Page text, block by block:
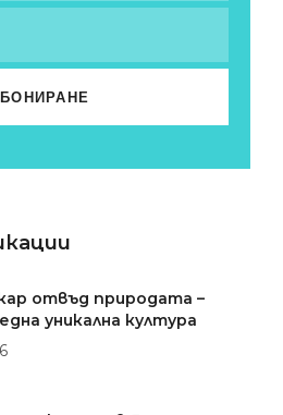
отвъд природата –
уникална култура